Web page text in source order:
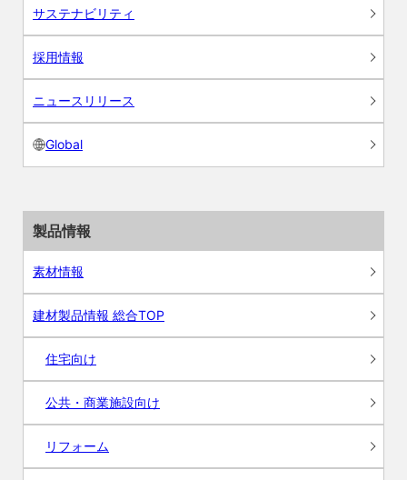
サステナビリティ
採用情報
ニュースリリース
Global
製品情報
素材情報
建材製品情報 総合TOP
住宅向け
公共・商業施設向け
リフォーム